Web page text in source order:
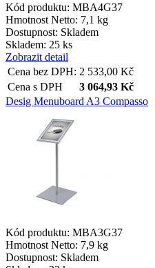
Kód produktu: MBA4G37
Hmotnost Netto: 7,1 kg
Dostupnost: Skladem
Skladem: 25 ks
Zobrazit detail
Cena bez DPH: 2 533,00 Kč
Cena s DPH
3 064,93 Kč
Desig Menuboard A3 Compasso
Kód produktu: MBA3G37
Hmotnost Netto: 7,9 kg
Dostupnost: Skladem